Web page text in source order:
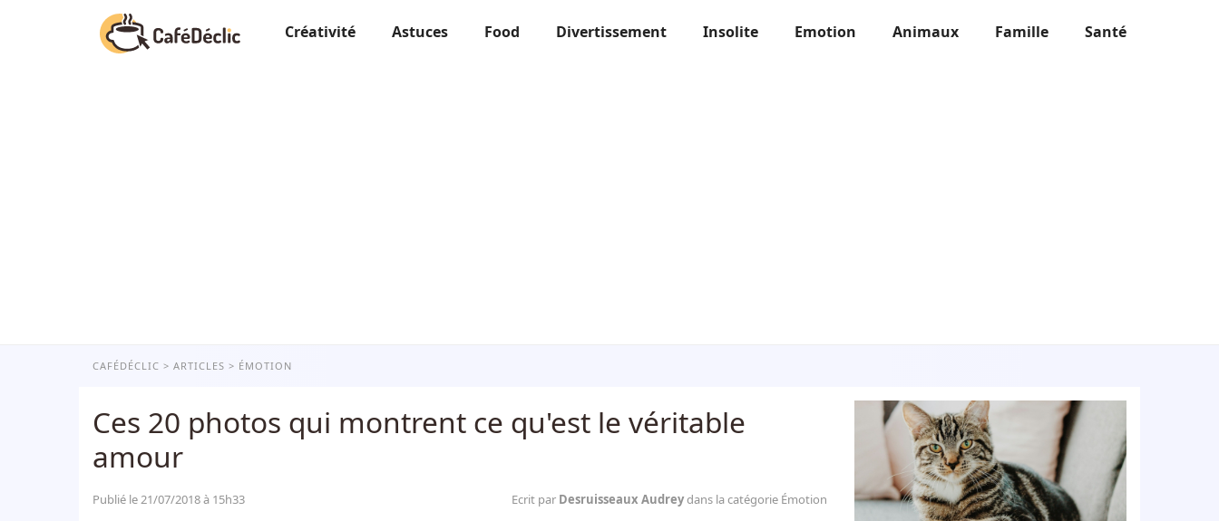
Créativité Astuces Food Divertissement Insolite Emotion Animaux Famille Santé
CAFÉDÉCLIC ARTICLES ÉMOTION
Ces 20 photos qui montrent ce qu'est le véritable
amour
Publié le 21/07/2018 à 15h33 Ecrit par Desruisseaux Audreydans la catégorie Émotion